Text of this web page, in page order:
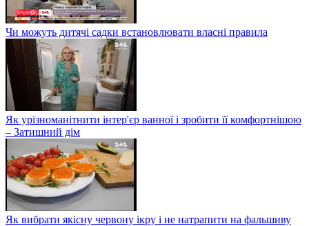
Чи можуть дитячі садки встановлювати власні правила
Як урізноманітнити інтер'єр ванної і зробити її комфортнішою
– Затишний дім
Як вибрати якісну червону ікру і не натрапити на фальшиву